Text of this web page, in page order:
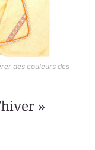
des couleurs des
»